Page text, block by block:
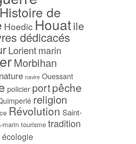
de
Hoedic Houatile
dédicacés
Lorient marin
Morbihan
nature navire Ouessant
policier portpêche
religion
Révolution Saint-
marin tourisme tradition
écologie